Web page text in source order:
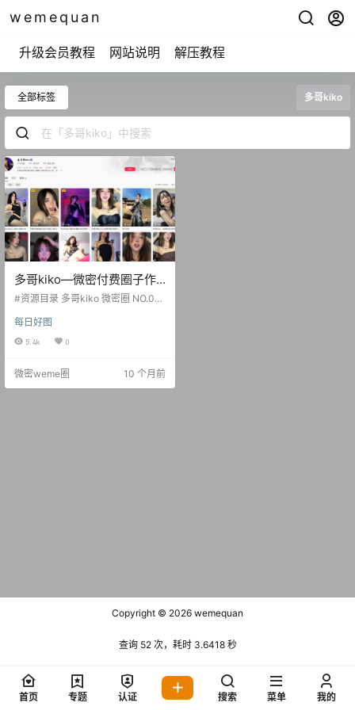
wemequan
升级会员教程 网站说明 解压教程
全部标签 多哥kiko
多哥kiko—微密付费圈子作
品合集【持续更新】
#资源目录 多哥kiko 微密圈 NO.001
圈 NO.002期 [9P-7V 16.55 MB] 微
密吧001 多仔KIKO DY无水印备份
B] 微密吧003 多仔KIKO 日常养眼
图集 [159P-33.56 MB]
每日好图
5.4k 0
微密weme圈 10 个月前
Copyright © 2026 wemequan
查询 52 次，耗时 3.6418 秒
首页 专题 认证 搜索 菜单 我的